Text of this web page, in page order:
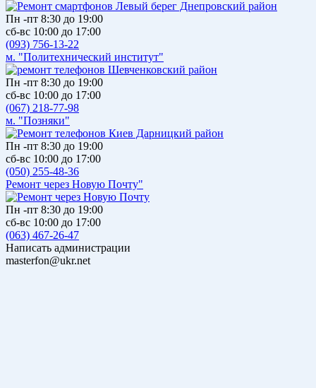
Пн -пт 8:30 до 19:00
сб-вс 10:00 до 17:00
(093) 756-13-22
м. "Политехнический институт"
Пн -пт 8:30 до 19:00
сб-вс 10:00 до 17:00
(067) 218-77-98
м. "Позняки"
Пн -пт 8:30 до 19:00
сб-вс 10:00 до 17:00
(050) 255-48-36
Ремонт через Новую Почту"
Пн -пт 8:30 до 19:00
сб-вс 10:00 до 17:00
(063) 467-26-47
Написать администрации
masterfon@ukr.net